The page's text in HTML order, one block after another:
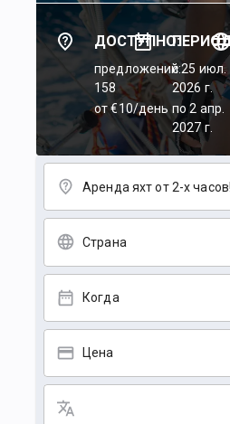
ДОСТУПНО:
предложений:
158
от €10/день
c 25 июл.
2026 г.
по 2 апр.
2027 г.
Аренда яхт от 2-х часов!
Страна
Когда
Цена